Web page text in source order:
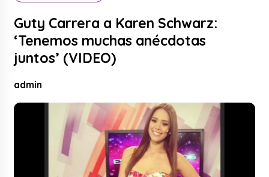
Guty Carrera a Karen Schwarz:
‘Tenemos muchas anécdotas
juntos’ (VIDEO)
admin